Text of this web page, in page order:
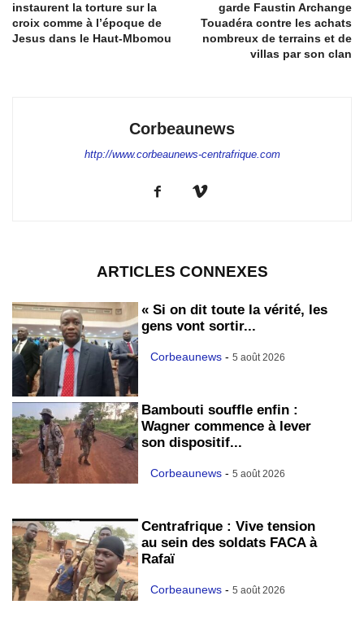
instaurent la torture sur la
croix comme à l’époque de
Jesus dans le Haut-Mbomou
garde Faustin Archange
Touadéra contre les achats
nombreux de terrains et de
villas par son clan
Corbeaunews
http://www.corbeaunews-centrafrique.com
ARTICLES CONNEXES
« Si on dit toute la vérité, les
gens vont sortir...
Corbeaunews - 5 août 2026
Bambouti souffle enfin :
Wagner commence à lever
son dispositif...
Corbeaunews - 5 août 2026
Centrafrique : Vive tension
au sein des soldats FACA à
Rafaï
Corbeaunews - 5 août 2026